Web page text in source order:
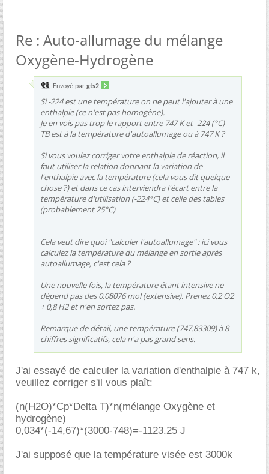
Re : Auto-allumage du mélange
Oxygène-Hydrogène
Envoyé par gts2
Si -224 est une température on ne peut l'ajouter à une
enthalpie (ce n'est pas homogène).
Je en vois pas trop le rapport entre 747 K et -224 (°C)
TB est à la température d'autoallumage ou à 747 K ?
Si vous voulez corriger votre enthalpie de réaction, il
faut utiliser la relation donnant la variation de
l'enthalpie avec la température (cela vous dit quelque
chose ?) et dans ce cas interviendra l'écart entre la
température d'utilisation (-224°C) et celle des tables
(probablement 25°C)
Cela veut dire quoi "calculer l'autoallumage" : ici vous
calculez la température du mélange en sortie après
autoallumage, c'est cela ?
Une nouvelle fois, la température étant intensive ne
dépend pas des 0.08076 mol (extensive). Prenez 0,2 O2
+ 0,8 H2 et n'en sortez pas.
Remarque de détail, une température (747.83309) à 8
chiffres significatifs, cela n'a pas grand sens.
J'ai essayé de calculer la variation d'enthalpie à 747 k,
veuillez corriger s'il vous plaît:
(n(H2O)*Cp*Delta T)*n(mélange Oxygène et
hydrogène)
0,034*(-14,67)*(3000-748)=-1123.25 J
J'ai supposé que la température visée est 3000k